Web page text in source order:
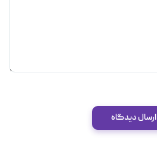
ارسال دیدگاه